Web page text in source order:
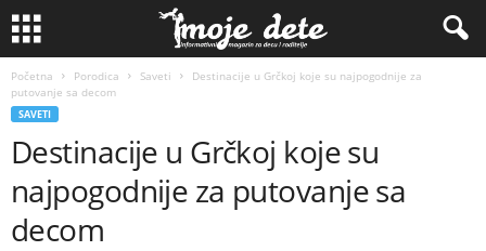
Početna Porodica Saveti
Destinacije u Grčkoj koje su najpogodnije za
putovanje sa decom
SAVETI
Destinacije u Grčkoj koje su
najpogodnije za putovanje sa
decom